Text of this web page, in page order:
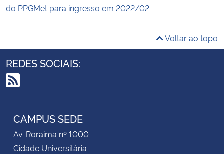
do PPGMet para ingresso em 2022/02
Voltar ao topo
REDES SOCIAIS:
RSS
CAMPUS SEDE
Av. Roraima nº 1000
Cidade Universitária